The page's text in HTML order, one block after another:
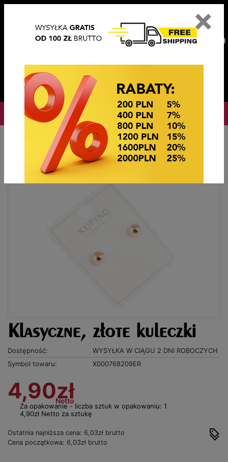
OKAZJE CENOWE! OKAZJE CENOWE!
Strona główna BIŻUTERIA STEEL/XUPING KOLCZYKI
Klasyczne, złote kuleczki
Dostępność:
WYSYŁKA W CIĄGU 2 DNI ROBOCZYCH
Symbol towaru:
X000768209ER
4,90zł
Netto
Za opakowanie - liczba sztuk w opakowaniu: 1
4,90zł Netto za sztukę
Ostatnia najniższa cena: 6,03zł brutto
Cena początkowa: 6,03zł brutto
×